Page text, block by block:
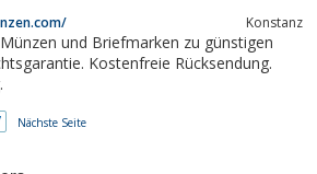
Konstanz
und Briefmarken zu günstigen
Kostenfreie Rücksendung.
Nächste Seite